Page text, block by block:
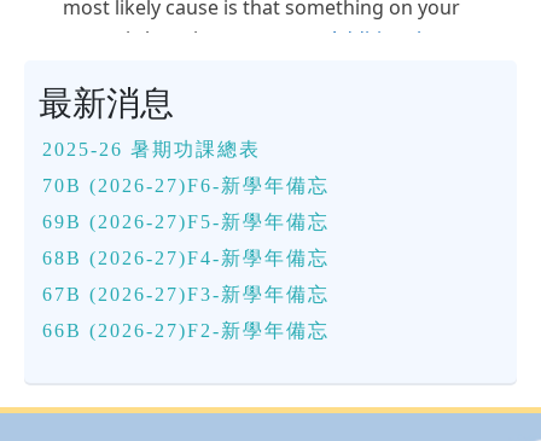
最新消息
2025-26 暑期功課總表
70B (2026-27)F6-新學年備忘
69B (2026-27)F5-新學年備忘
68B (2026-27)F4-新學年備忘
67B (2026-27)F3-新學年備忘
66B (2026-27)F2-新學年備忘